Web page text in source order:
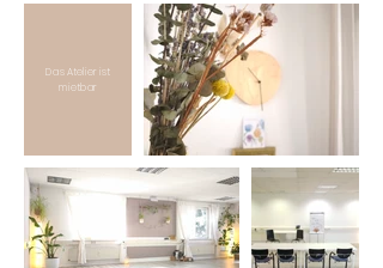
Das Atelier ist
mietbar